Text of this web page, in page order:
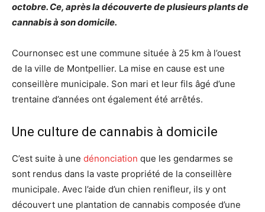
octobre. Ce, après la découverte de plusieurs plants de
cannabis à son domicile.
Cournonsec est une commune située à 25 km à l’ouest
de la ville de Montpellier. La mise en cause est une
conseillère municipale. Son mari et leur fils âgé d’une
trentaine d’années ont également été arrêtés.
Une culture de cannabis à domicile
C’est suite à une dénonciation que les gendarmes se
sont rendus dans la vaste propriété de la conseillère
municipale. Avec l’aide d’un chien renifleur, ils y ont
découvert une plantation de cannabis composée d’une